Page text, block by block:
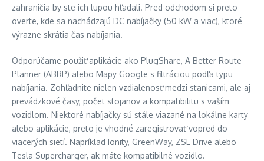
zahraničia by ste ich lupou hľadali. Pred odchodom si preto
overte, kde sa nachádzajú DC nabíjačky (50 kW a viac), ktoré
výrazne skrátia čas nabíjania.
Odporúčame použiť aplikácie ako PlugShare, A Better Route
Planner (ABRP) alebo Mapy Google s filtráciou podľa typu
nabíjania. Zohľadnite nielen vzdialenosť medzi stanicami, ale aj
prevádzkové časy, počet stojanov a kompatibilitu s vaším
vozidlom. Niektoré nabíjačky sú stále viazané na lokálne karty
alebo aplikácie, preto je vhodné zaregistrovať vopred do
viacerých sietí. Napríklad Ionity, GreenWay, ZSE Drive alebo
Tesla Supercharger, ak máte kompatibilné vozidlo.